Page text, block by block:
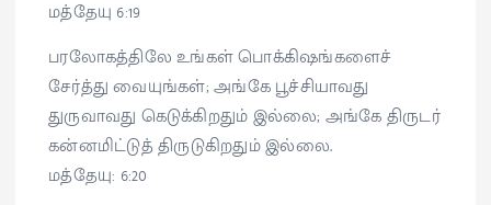
மத்தேயு 6:19
பரலோகத்திலே உங்கள் பொக்கிஷங்களைச்
சேர்த்து வையுங்கள்; அங்கே பூச்சியாவது
துருவாவது கெடுக்கிறதும் இல்லை; அங்கே திருடர்
கன்னமிட்டுத் திருடுகிறதும் இல்லை.
மத்தேயு: 6:20